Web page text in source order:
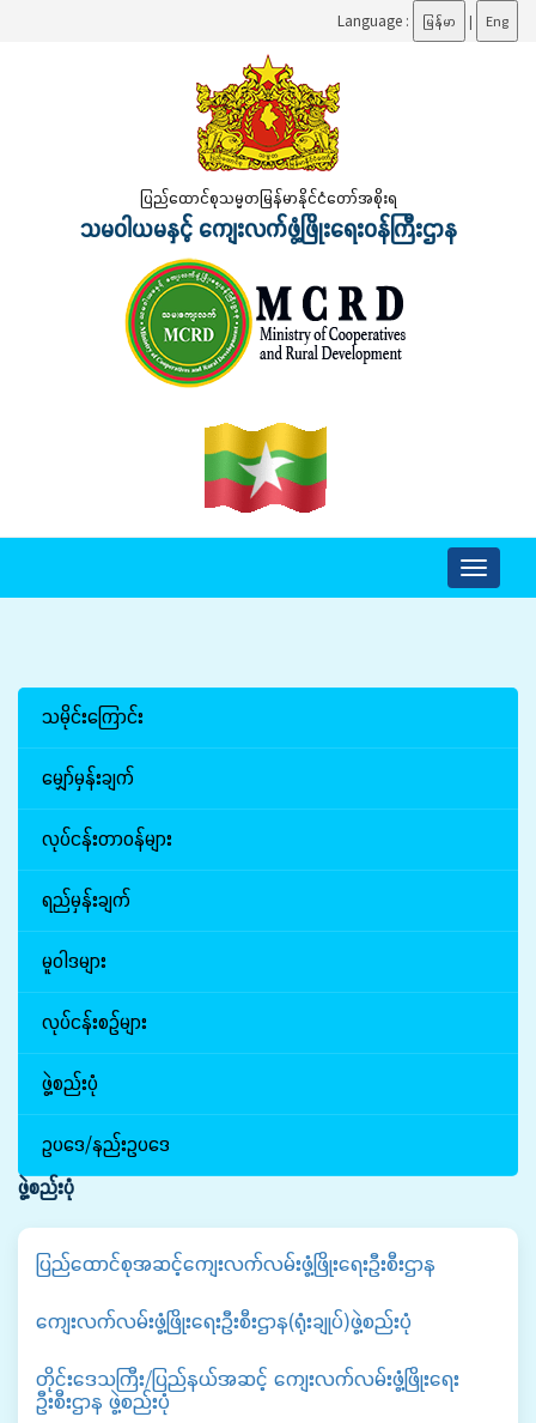
Language : မြန်မာ | Eng
ပြည်ထောင်စုသမ္မတမြန်မာနိုင်ငံတော်အစိုးရ
သမဝါယမနှင့် ကျေးလက်ဖွံ့ဖြိုးရေးဝန်ကြီးဌာန
Toggle
သမိုင်းကြောင်း
မျှော်မှန်းချက်
လုပ်ငန်းတာဝန်များ
ရည်မှန်းချက်
မူဝါဒများ
လုပ်ငန်းစဉ်များ
ဖွဲ့စည်းပုံ
ဥပဒေ/နည်းဥပဒေ
ဖွဲ့စည်းပုံ
ပြည်ထောင်စုအဆင့်ကျေးလက်လမ်းဖွံ့ဖြိုးရေးဦးစီးဌာန
ကျေးလက်လမ်းဖွံ့ဖြိုးရေးဦးစီးဌာန(ရုံးချုပ်)ဖွဲ့စည်းပုံ
တိုင်းဒေသကြီး/ပြည်နယ်အဆင့် ကျေးလက်လမ်းဖွံ့ဖြိုးရေး
ဦးစီးဌာန ဖွဲ့စည်းပုံ